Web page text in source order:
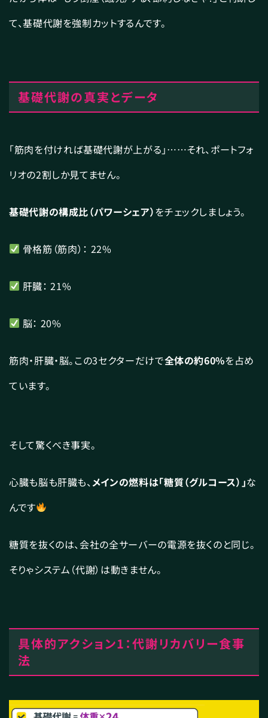
て、基礎代謝を強制カットするんです。
基礎代謝の真実とデータ
「筋肉を付ければ基礎代謝が上がる」……それ、ポートフォ
リオの2割しか見てません。
基礎代謝の構成比（パワーシェア）をチェックしましょう。
骨格筋（筋肉）： 22%
肝臓： 21%
脳： 20%
筋肉・肝臓・脳。この3セクターだけで全体の約60%を占め
ています。
そして驚くべき事実。
心臓も脳も肝臓も、メインの燃料は「糖質（グルコース）」な
んです
糖質を抜くのは、会社の全サーバーの電源を抜くのと同じ。
そりゃシステム（代謝）は動きません。
具体的アクション1：代謝リカバリー食事
法